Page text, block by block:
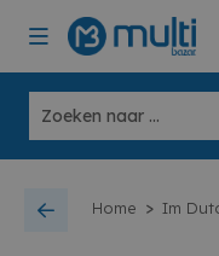
Home > Im